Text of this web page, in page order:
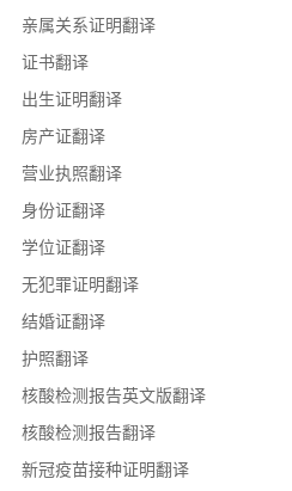
亲属关系证明翻译
证书翻译
出生证明翻译
房产证翻译
营业执照翻译
身份证翻译
学位证翻译
无犯罪证明翻译
结婚证翻译
护照翻译
核酸检测报告英文版翻译
核酸检测报告翻译
新冠疫苗接种证明翻译